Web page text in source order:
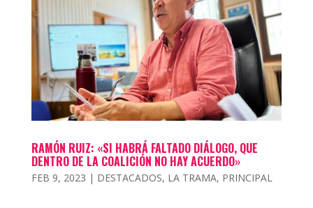
RAMÓN RUIZ: «SI HABRÁ FALTADO DIÁLOGO, QUE
DENTRO DE LA COALICIÓN NO HAY ACUERDO»
FEB 9, 2023 | DESTACADOS, LA TRAMA, PRINCIPAL